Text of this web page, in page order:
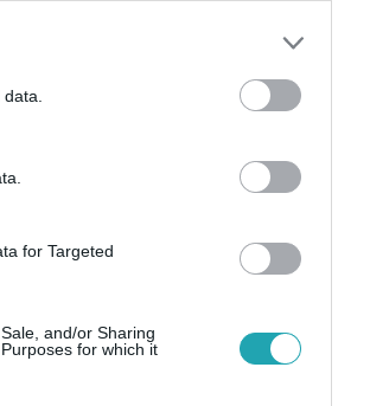
for Targeted
and/or Sharing
for which it
hétfőn